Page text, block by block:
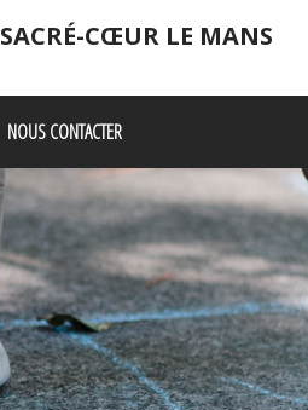
SACRÉ-CŒUR LE MANS
NOUS CONTACTER